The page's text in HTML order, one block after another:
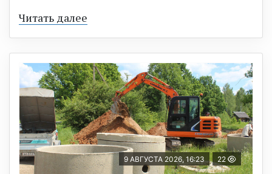
Читать далее
9 АВГУСТА 2026, 16:23 22